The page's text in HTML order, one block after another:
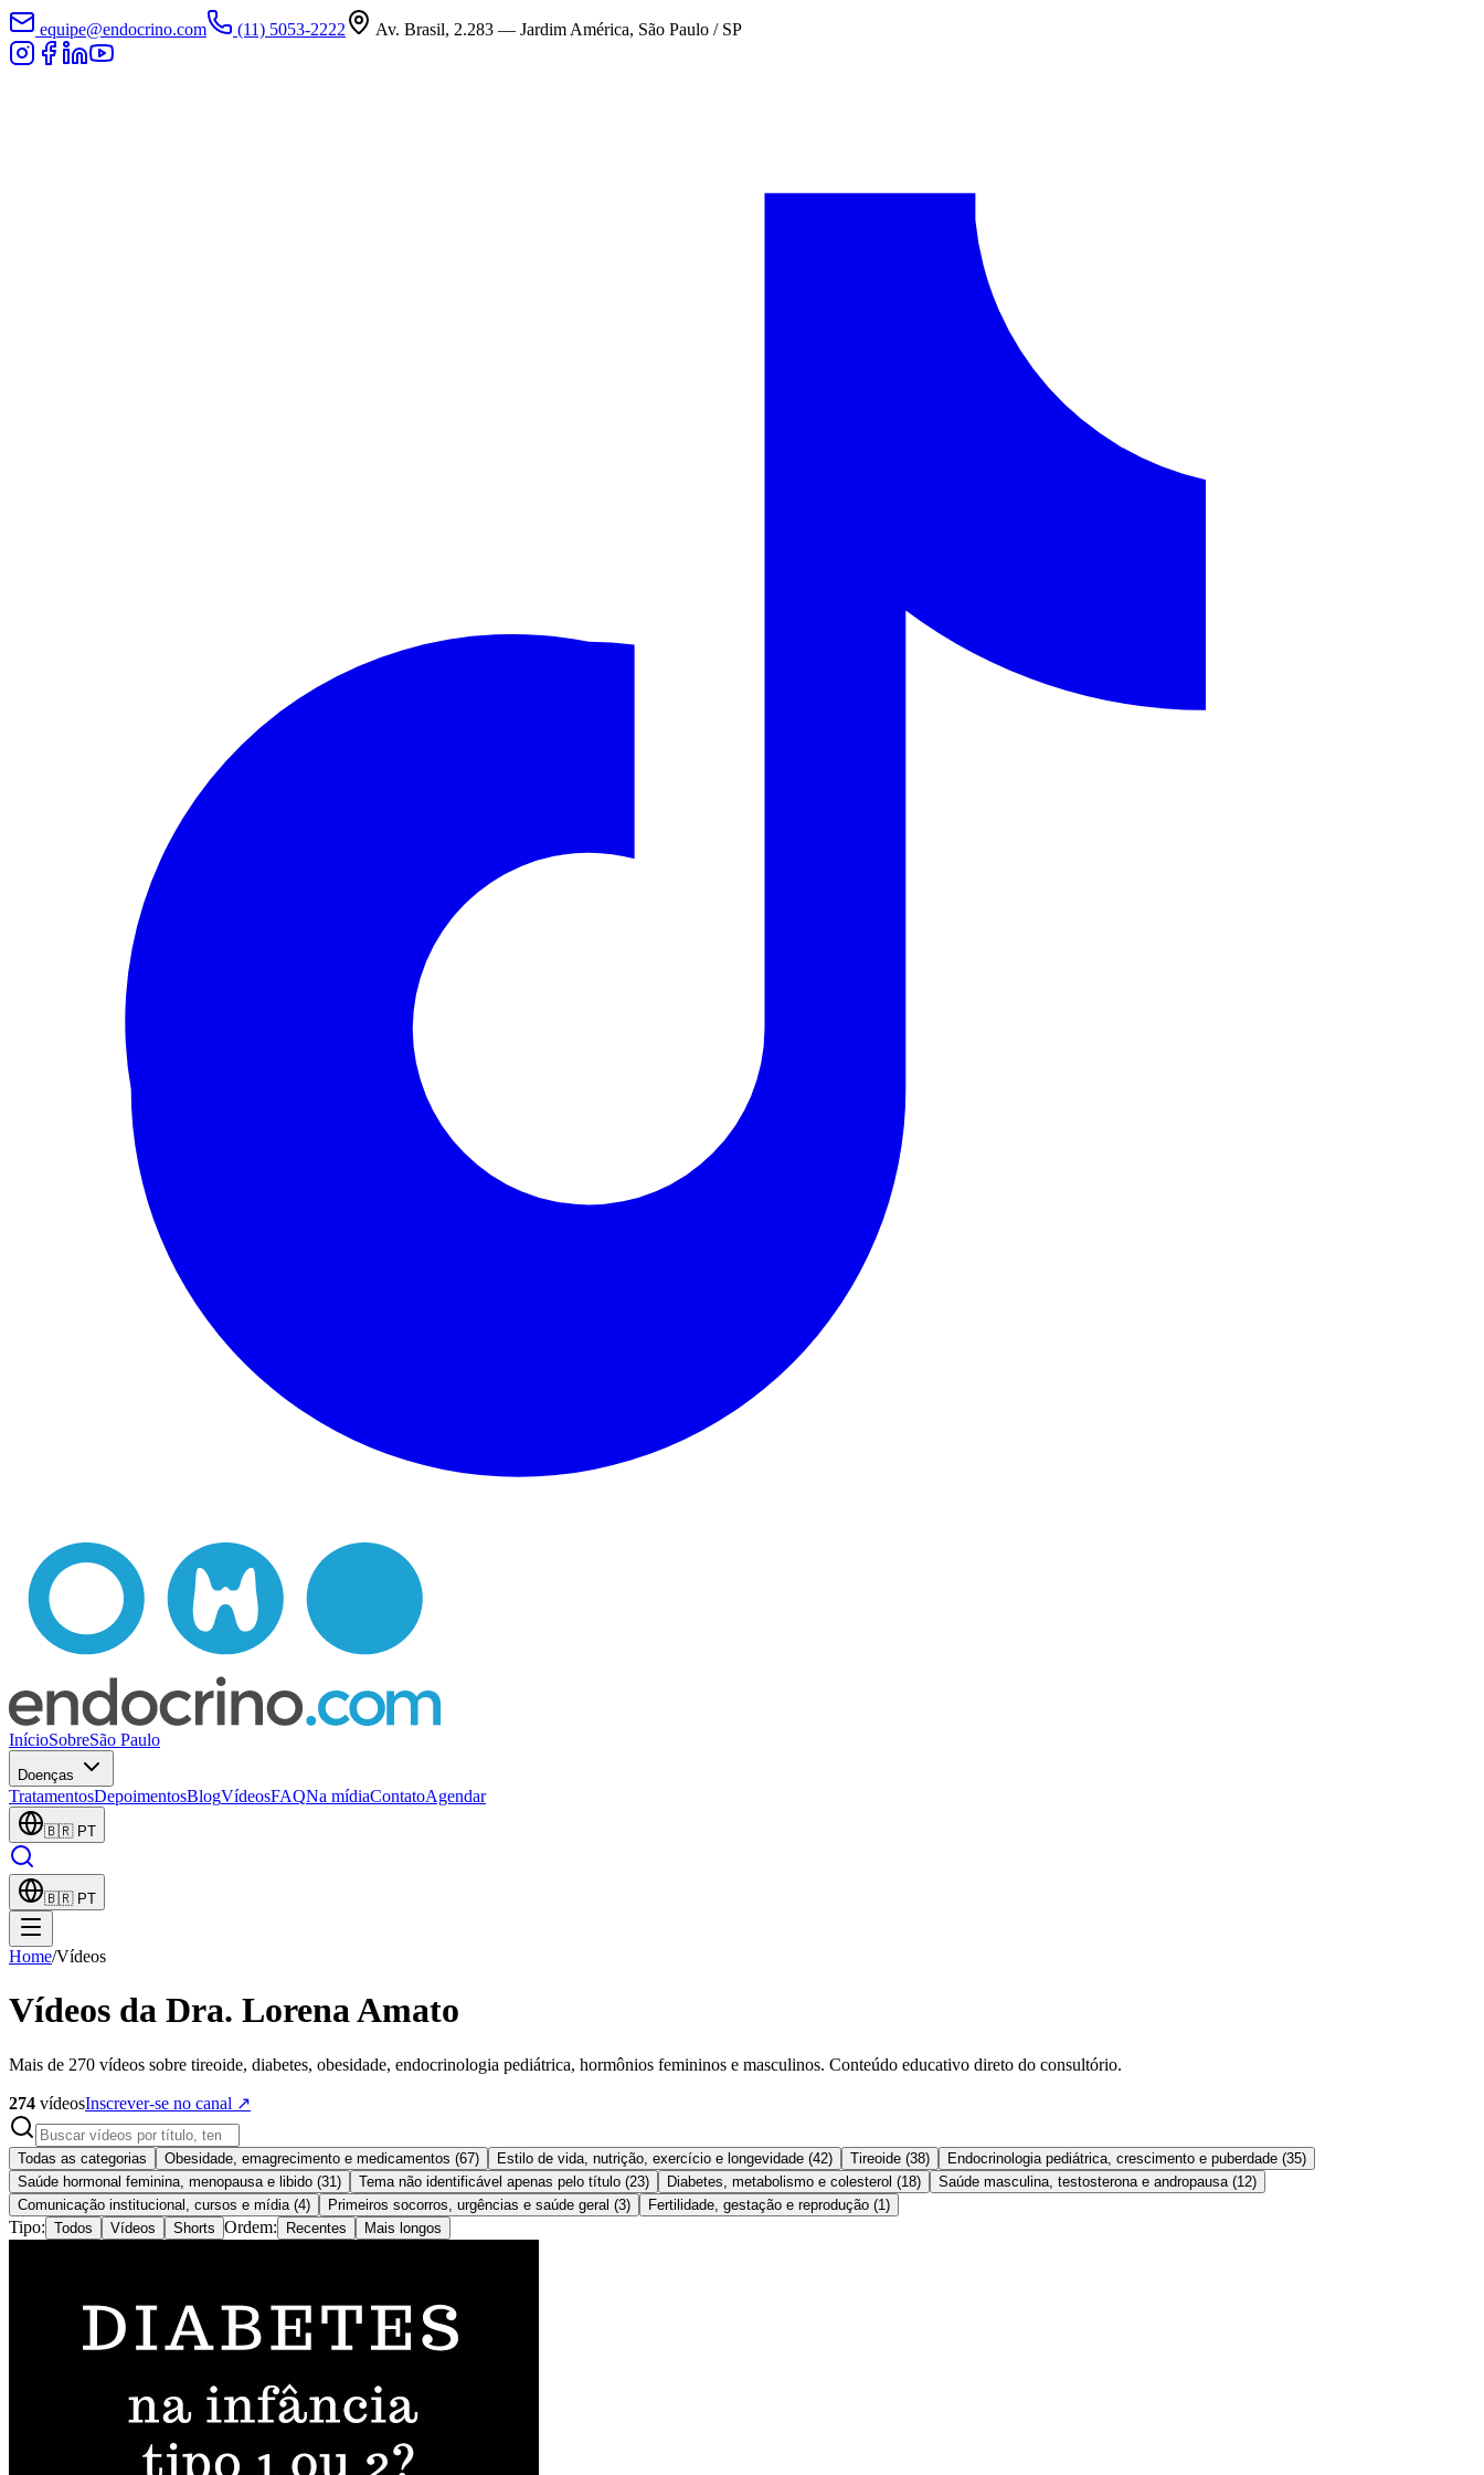
equipe@endocrino.com (11) 5053-2222 Av. Brasil, 2.283 — Jardim América, São Paulo / SP
InícioSobreSão Paulo
Doenças
TratamentosDepoimentosBlogVídeosFAQNa mídiaContatoAgendar
🇧🇷 PT
🇧🇷 PT
Home/Vídeos
Vídeos da Dra. Lorena Amato
Mais de 270 vídeos sobre tireoide, diabetes, obesidade, endocrinologia pediátrica, hormônios femininos e masculinos. Conteúdo educativo direto do consultório.
274 vídeosInscrever-se no canal ↗
Todas as categorias Obesidade, emagrecimento e medicamentos (67) Estilo de vida, nutrição, exercício e longevidade (42) Tireoide (38) Endocrinologia pediátrica, crescimento e puberdade (35)
Saúde hormonal feminina, menopausa e libido (31 ) Tema não identificável apenas pelo título (23) Diabetes, metabolismo e colesterol (18) Saúde masculina, testosterona e andropausa (12)
Comunicação institucional, cursos e mídia (4) Primeiros socorros, urgências e saúde geral (3) Fertilidade, gestação e reprodução (1 )
Tipo: Todos Vídeos Shorts Ordem: Recentes Mais longos